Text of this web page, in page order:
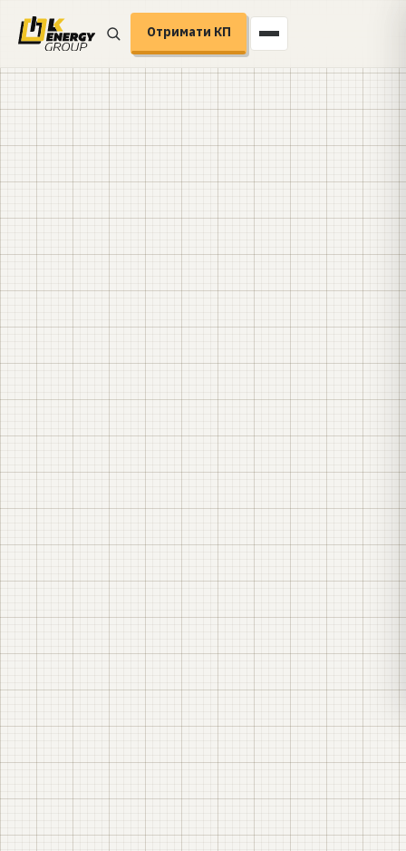
Отримати КП